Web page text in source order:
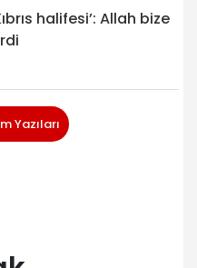
halifesi’: Allah bize
Yazıları